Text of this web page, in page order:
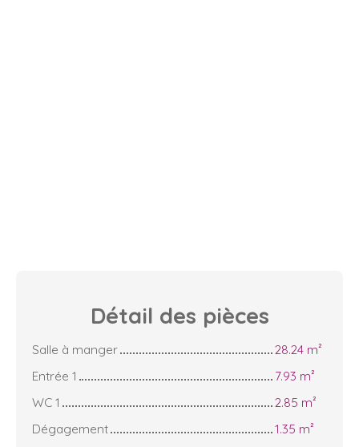
Détail des pièces
Salle à manger
28.24 m²
Entrée 1
7.93 m²
WC 1
2.85 m²
Dégagement
1.35 m²